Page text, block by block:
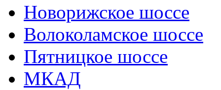
Новорижское шоссе
Волоколамское шоссе
Пятницкое шоссе
МКАД